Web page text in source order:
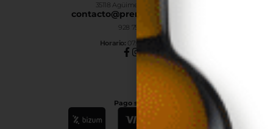
35118 Agüimes, Las Palmas
contacto@premiumdrinks.es
928 754 363
Horario: 07:00h a 15:00h
Pago seguro